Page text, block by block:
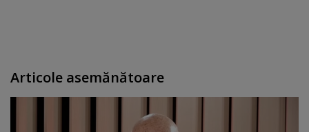
Articole asemănătoare